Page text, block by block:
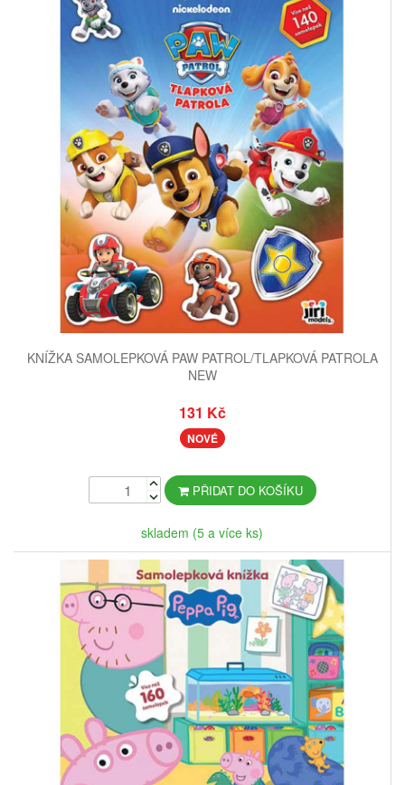
KNÍŽKA SAMOLEPKOVÁ PAW PATROL/TLAPKOVÁ PATROLA
NEW
131 Kč
NOVÉ
PŘIDAT DO KOŠÍKU
skladem (5 a více ks)